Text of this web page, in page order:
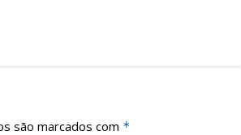
são marcados com *